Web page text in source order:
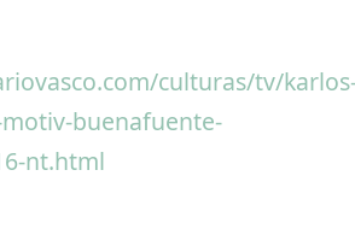
culturas/tv/
buenafuente-
nt.html